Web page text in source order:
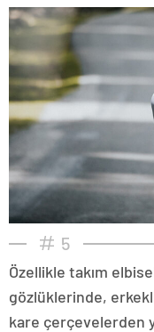
5
Özellikle takım
gözlüklerinde,
kare çerçevelerden